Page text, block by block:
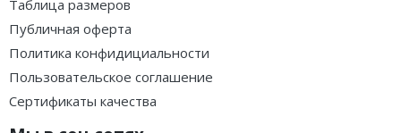
Таблица размеров
Публичная оферта
Политика конфидициальности
Пользовательское соглашение
Сертификаты качества